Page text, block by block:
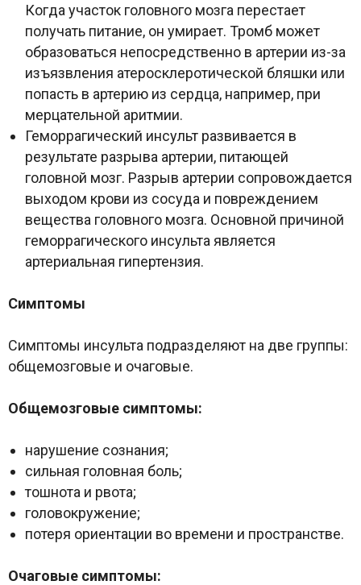
Когда участок головного мозга перестает
получать питание, он умирает. Тромб может
образоваться непосредственно в артерии из-за
изъязвления атеросклеротической бляшки или
попасть в артерию из сердца, например, при
мерцательной аритмии.
Геморрагический инсульт развивается в
результате разрыва артерии, питающей
головной мозг. Разрыв артерии сопровождается
выходом крови из сосуда и повреждением
вещества головного мозга. Основной причиной
геморрагического инсульта является
артериальная гипертензия.
Симптомы
Симптомы инсульта подразделяют на две группы:
общемозговые и очаговые.
Общемозговые симптомы:
нарушение сознания;
сильная головная боль;
тошнота и рвота;
головокружение;
потеря ориентации во времени и пространстве.
Очаговые симптомы: